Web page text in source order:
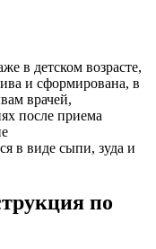
в детском возрасте,
и сформирована, в
врачей,
после приема
в виде сыпи, зуда и
по